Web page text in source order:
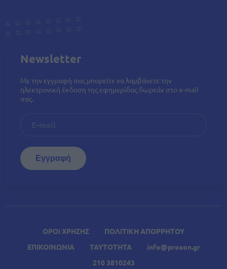
ΟΡΟΙ ΧΡΗΣΗΣ
ΠΟΛΙΤΙΚΗ ΑΠΟΡΡΗΤΟΥ
ΕΠΙΚΟΙΝΩΝΙΑ
ΤΑΥΤΟΤΗΤΑ
info@proson.gr
210 3810243
Newsletter
Με την εγγραφή σας μπορείτε να λαμβάνετε την
ηλεκτρονική έκδοση της εφημερίδας δωρεάν στο e-mail
σας.